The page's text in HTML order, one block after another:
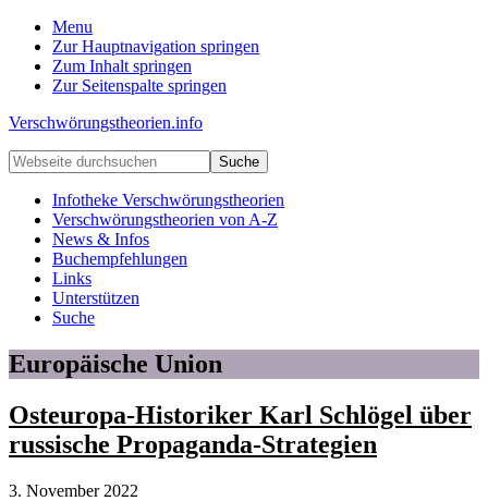
Menu
Zur Hauptnavigation springen
Zum Inhalt springen
Zur Seitenspalte springen
Verschwörungstheorien.info
Beiträge
zu
Merkmalen,
Funktionen
Risiken
konspirationistischen
Denkens
Webseite
durchsuchen
Infotheke Verschwörungstheorien
Verschwörungstheorien von A-Z
News & Infos
Buchempfehlungen
Links
Unterstützen
Suche
Europäische Union
Osteuropa-Historiker Karl Schlögel über
russische Propaganda-Strategien
3. November 2022